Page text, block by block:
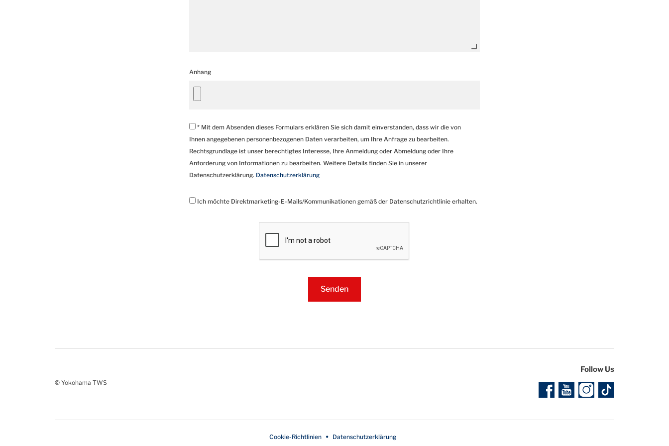
Anhang
* Mit dem Absenden dieses Formulars erklären Sie sich damit einverstanden, dass wir die von
Ihnen angegebenen personenbezogenen Daten verarbeiten, um Ihre Anfrage zu bearbeiten.
Rechtsgrundlage ist unser berechtigtes Interesse, Ihre Anmeldung oder Abmeldung oder Ihre
Anforderung von Informationen zu bearbeiten. Weitere Details finden Sie in unserer
Datenschutzerklärung. Datenschutzerklärung
Ich möchte Direktmarketing-E-Mails/Kommunikationen gemäß der Datenschutzrichtlinie erhalten.
© Yokohama TWS
Follow Us
Cookie-Richtlinien Datenschutzerklärung